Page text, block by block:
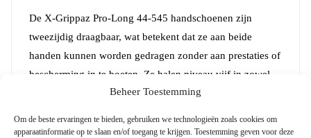
Beheer Toestemming
Om de beste ervaringen te bieden, gebruiken we technologieën zoals cookies om
apparaatinformatie op te slaan en/of toegang te krijgen. Toestemming geven voor deze
De X-Grippaz Pro-Long 44-545 handschoenen zijn
tweezijdig draagbaar, wat betekent dat ze aan beide
handen kunnen worden gedragen zonder aan prestaties of
bescherming in te boeten. Ze halen niveau vijf in zowel
vingergevoeligheid als treksterkte, zodat ze betrouwbare
beweeglijkheid of comfort. Ze zijn ook siliconenvrij,